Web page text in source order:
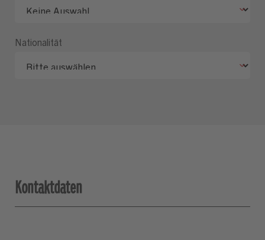
Nationalität
Kontaktdaten